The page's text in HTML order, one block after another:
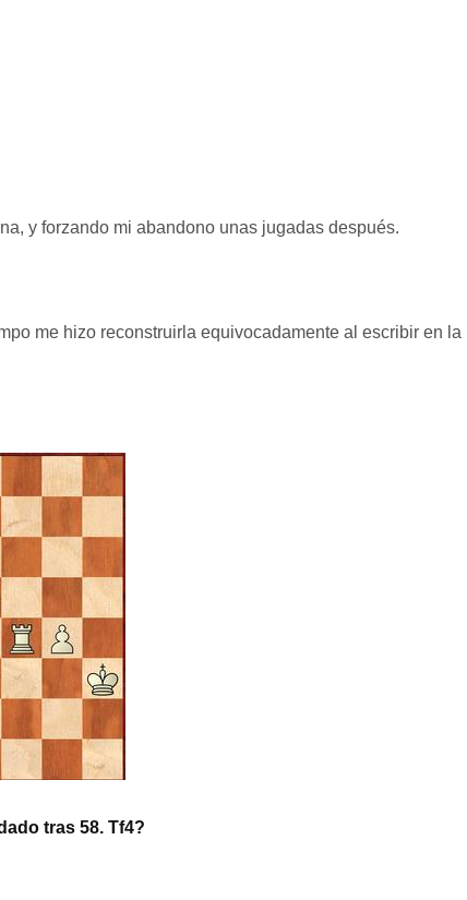
y forzando mi abandono unas jugadas después.
me hizo reconstruirla equivocadamente al escribir en la
tras 58. Tf4?